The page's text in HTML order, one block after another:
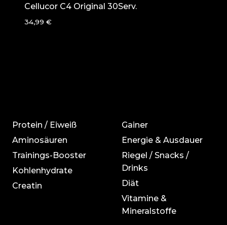
Cellucor C4 Original 30Serv.
34,99 €
Protein / Eiweiß
Aminosäuren
Trainings-Booster
Kohlenhydrate
Creatin
Gainer
Energie & Ausdauer
Riegel / Snacks /
Drinks
Diät
Vitamine &
Mineralstoffe